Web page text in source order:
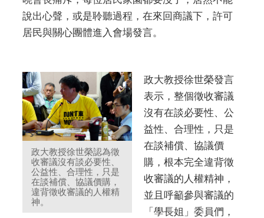
說出心聲，或是聆聽過程，在來回商議下，許可
居民與關心團體進入會場發言。
政大教授徐世榮認為徵
收審議沒有談必要性、
公益性、合理性，只是
在談補償、協議價購，
違背徵收審議的人權精
神。
政大教授徐世榮發言
表示，整個徵收審議
沒有在談必要性、公
益性、合理性，只是
在談補償、協議價
購，根本完全違背徵
收審議的人權精神，
並且呼籲參與審議的
「學長姐」委員們，